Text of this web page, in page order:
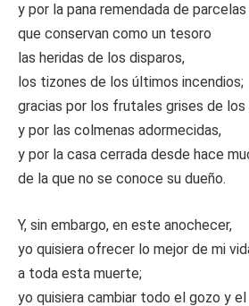
y por la pana remendada de
que conservan como un tesoro
las heridas de los disparos,
los tizones de los últimos incendios;
gracias por los frutales grises de los
y por las colmenas adormecidas,
y por la casa cerrada desde hace
de la que no se conoce su dueño.
Y, sin embargo, en este anochecer,
yo quisiera ofrecer lo mejor de mi
a toda esta muerte;
yo quisiera cambiar todo el gozo y el